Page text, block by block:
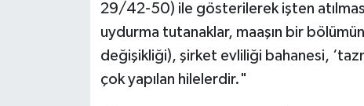
29/42-50) ile gösterilerek işten
uydurma tutanaklar, maaşın bir
değişikliği), şirket evliliği bahanesi,
çok yapılan hilelerdir."